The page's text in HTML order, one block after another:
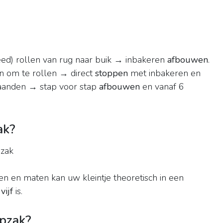
rollen van rug naar buik → inbakeren afbouwen.
om te rollen → directstoppen met inbakeren en
→ stap voor stap afbouwen en vanaf 6
en maten kan uw kleintje theoretisch in een
is.